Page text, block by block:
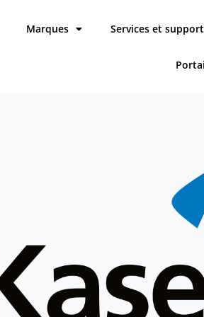
Marques Services et support